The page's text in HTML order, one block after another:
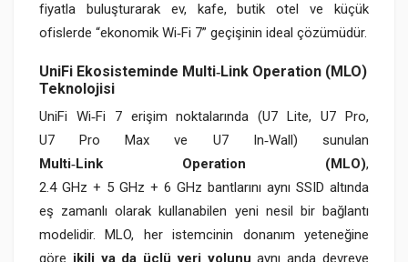
fiyatla buluşturarak ev, kafe, butik otel ve küçük
ofislerde “ekonomik Wi‑Fi 7” geçişinin ideal çözümüdür.
UniFi Ekosisteminde Multi‑Link Operation (MLO)
Teknolojisi
UniFi Wi‑Fi 7 erişim noktalarında (U7 Lite, U7 Pro,
U7 Pro Max ve U7 In‑Wall) sunulan
Multi‑Link Operation (MLO),
2.4 GHz + 5 GHz + 6 GHz bantlarını aynı SSID altında
eş zamanlı olarak kullanabilen yeni nesil bir bağlantı
modelidir. MLO, her istemcinin donanım yeteneğine
göre ikili ya da üçlü veri yolunu aynı anda devreye